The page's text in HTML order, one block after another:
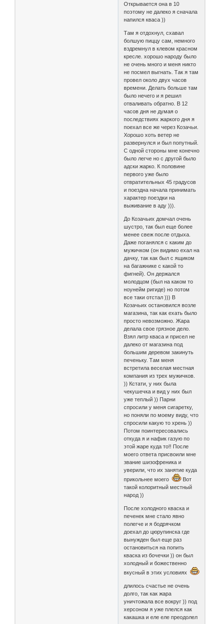
Открывается она в 10
поэтому не далеко я сначала
напился кваса ))
Там я отдохнул, схавал
болшую пиццу сам, немного
вздремнул в клевом красном
кресле. хорошо народу было
не очень много и меня никто
не посмел выгнать. Так я там
провел около двух часов
времени. Делать больше там
было нечего и я решил
отваливать обратно. В 12
часов дня не думая о
последствиях жаркого дня я
поехал все же через Козачьи.
Хорошо хоть ветер не
развернулся и был попутный.
С одной стороны мне конечно
было легче но с другой было
адски жарко. К половине
первого уже было
отвратительных 45 градусов
и поездна начала принимать
характер поездки на
выживание в аду ))).
До Козачьих домчал очень
шустро, так был еще более
менее свеж после отдыха.
Даже поганялся с каким до
мужичком (он видимо ехал на
дачку, так как был с ящиком
на багажнике с какой то
фигней). Он держался
молодцом (был на каком то
ноунейм ригиде) но потом
все таки отстал ))) В
Козачьих остановился возле
магазина, так как ехать было
просто невозможно. Жара
делала свое грязное дело.
Взял литр кваса и присел не
далеко от магазина под
большим деревом закинуть
печеньку. Там меня
встретила веселая местная
компания из трех мужичков.
)) Кстати, у них была
чекушечка и вид у них был
уже теплый )) Парни
спросили у меня сигаретку,
но поняли по моему виду, что
спросили какую то хрень ))
Потом поинтересовались
откуда я и нафик газую по
этой жаре куда то!! После
моего ответа присвоили мне
звание шизофреника и
уверили, что их занятие куда
прикольнее моего
Вот
такой колоритный местный
народ ))
После холодного кваска и
печенек мне стало явно
полегче и я бодрячком
доехал до цюрупинска где
вынужден был еще раз
остановиться на попить
кваска из бочечки )) он был
холодный и божественно
вкусный в этих условиях
длилось счастье не очень
долго, так как жара
уничтожала все вокруг )) под
херсоном я уже плелся как
какашка и еле еле преодолел